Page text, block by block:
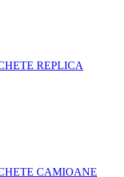
REPLICA
CAMIOANE